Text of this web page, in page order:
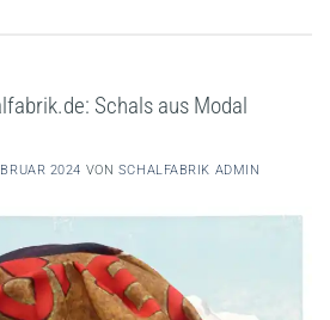
Schals aus Modal
2024 VON SCHALFABRIK ADMIN